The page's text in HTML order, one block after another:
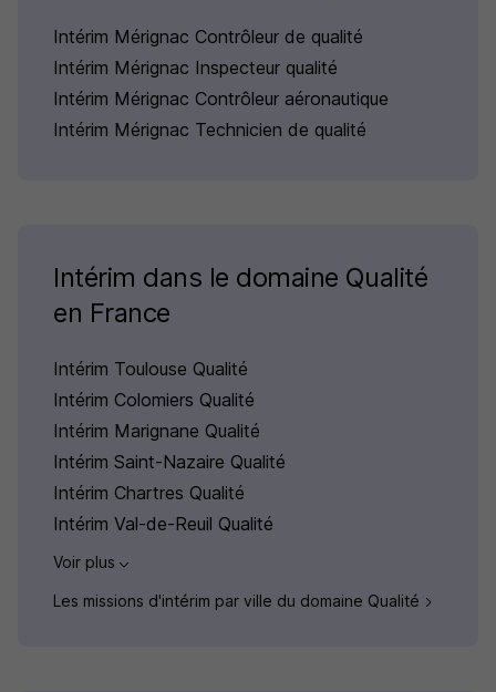
Intérim Mérignac Contrôleur de qualité
Intérim Mérignac Inspecteur qualité
Intérim Mérignac Contrôleur aéronautique
Intérim Mérignac Technicien de qualité
Intérim dans le domaine Qualité
en France
Intérim Toulouse Qualité
Intérim Colomiers Qualité
Intérim Marignane Qualité
Intérim Saint-Nazaire Qualité
Intérim Chartres Qualité
Intérim Val-de-Reuil Qualité
Voir plus
Les missions d'intérim par ville du domaine Qualité